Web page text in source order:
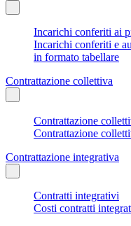
Incarichi conferiti ai
Incarichi conferiti e
in formato tabellare
Contrattazione collettiva
Contrattazione
Contrattazione
Contrattazione integrativa
Contratti integrativi
Costi contratti